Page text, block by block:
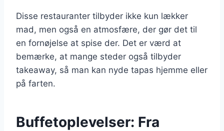
Disse restauranter tilbyder ikke kun lækker
mad, men også en atmosfære, der gør det til
en fornøjelse at spise der. Det er værd at
bemærke, at mange steder også tilbyder
takeaway, så man kan nyde tapas hjemme eller
på farten.
Buffetoplevelser: Fra